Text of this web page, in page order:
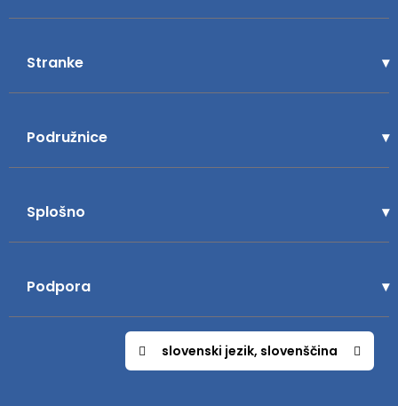
Stranke
Podružnice
Splošno
Podpora
slovenski jezik, slovenščina